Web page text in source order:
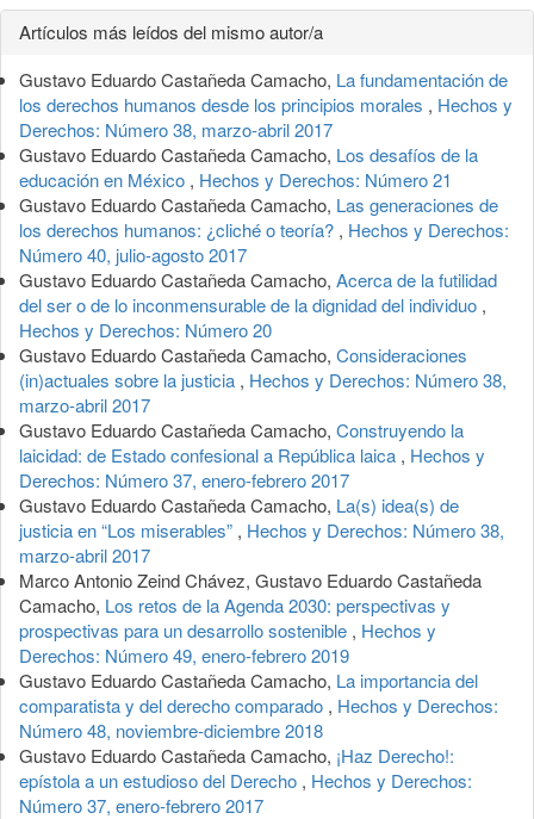
Detalles
del
artículo
Artículos más leídos del mismo autor/a
Gustavo Eduardo Castañeda Camacho, La fundamentación de
los derechos humanos desde los principios morales , Hechos y
Derechos: Número 38, marzo-abril 2017
Gustavo Eduardo Castañeda Camacho, Los desafíos de la
educación en México , Hechos y Derechos: Número 21
Gustavo Eduardo Castañeda Camacho, Las generaciones de
los derechos humanos: ¿cliché o teoría? , Hechos y Derechos:
Número 40, julio-agosto 2017
Gustavo Eduardo Castañeda Camacho, Acerca de la futilidad
del ser o de lo inconmensurable de la dignidad del individuo ,
Hechos y Derechos: Número 20
Gustavo Eduardo Castañeda Camacho, Consideraciones
(in)actuales sobre la justicia , Hechos y Derechos: Número 38,
marzo-abril 2017
Gustavo Eduardo Castañeda Camacho, Construyendo la
laicidad: de Estado confesional a República laica , Hechos y
Derechos: Número 37, enero-febrero 2017
Gustavo Eduardo Castañeda Camacho, La(s) idea(s) de
justicia en “Los miserables” , Hechos y Derechos: Número 38,
marzo-abril 2017
Marco Antonio Zeind Chávez, Gustavo Eduardo Castañeda
Camacho, Los retos de la Agenda 2030: perspectivas y
prospectivas para un desarrollo sostenible , Hechos y
Derechos: Número 49, enero-febrero 2019
Gustavo Eduardo Castañeda Camacho, La importancia del
comparatista y del derecho comparado , Hechos y Derechos:
Número 48, noviembre-diciembre 2018
Gustavo Eduardo Castañeda Camacho, ¡Haz Derecho!:
epístola a un estudioso del Derecho , Hechos y Derechos:
Número 37, enero-febrero 2017